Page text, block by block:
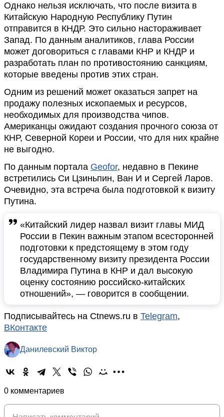
Однако нельзя исключать, что после визита в
Китайскую Народную Республику Путин
отправится в КНДР. Это сильно настораживает
Запад. По данным аналитиков, глава России
может договориться с главами КНР и КНДР и
разработать план по противостоянию санкциям,
которые введены против этих стран.
Одним из решений может оказаться запрет на
продажу полезных ископаемых и ресурсов,
необходимых для производства чипов.
Американцы ожидают создания прочного союза от
КНР, Северной Кореи и России, что для них крайне
не выгодно.
По данным портала Geofor, недавно в Пекине
встретились Си Цзиньпин, Ван И и Сергей Ларов.
Очевидно, эта встреча была подготовкой к визиту
Путина.
«Китайский лидер назвал визит главы МИД
России в Пекин важным этапом всесторонней
подготовки к предстоящему в этом году
государственному визиту президента России
Владимира Путина в КНР и дал высокую
оценку состоянию российско-китайских
отношений», — говорится в сообщении.
Подписывайтесь на Ctnews.ru в Telegram,
ВКонтакте
Данилевский Виктор
0 комментариев